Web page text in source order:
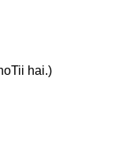
hai.)